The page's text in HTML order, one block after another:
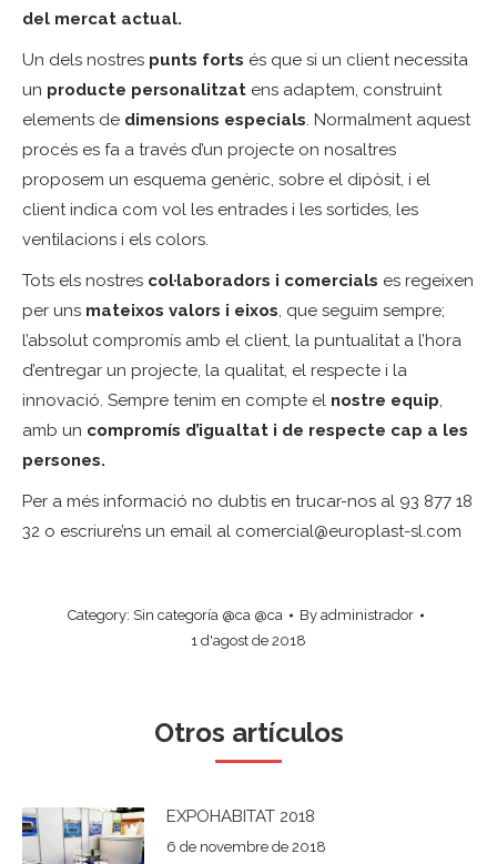
del mercat actual.
Un dels nostres punts forts és que si un client necessita
un producte personalitzat ens adaptem, construint
elements de dimensions especials. Normalment aquest
procés es fa a través d’un projecte on nosaltres
proposem un esquema genèric, sobre el dipòsit, i el
client indica com vol les entrades i les sortides, les
ventilacions i els colors.
Tots els nostres col·laboradors i comercials es regeixen
per uns mateixos valors i eixos, que seguim sempre;
l’absolut compromís amb el client, la puntualitat a l’hora
d’entregar un projecte, la qualitat, el respecte i la
innovació. Sempre tenim en compte el nostre equip,
amb un compromís d’igualtat i de respecte cap a les
persones.
Per a més informació no dubtis en trucar-nos al 93 877 18
32 o escriure’ns un email al comercial@europlast-sl.com
Category: Sin categoría @ca @ca By administrador
1 d'agost de 2018
Otros artículos
EXPOHABITAT 2018
6 de novembre de 2018